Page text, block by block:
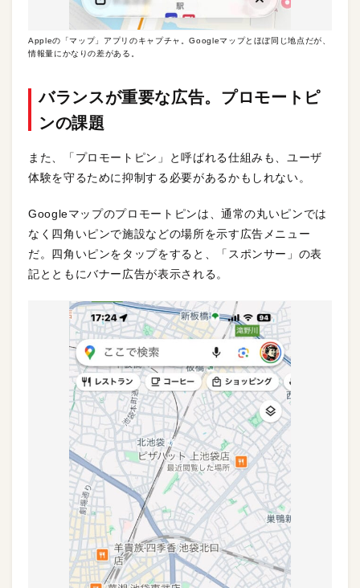
Appleの「マップ」アプリのキャプチャ。Googleマップとほぼ同じ地点だが、
情報量にかなりの差がある。
バランスが重要な広告。プロモートピ
ンの課題
また、「プロモートピン」と呼ばれる仕組みも、ユーザ
体験を守るために抑制する必要があるかもしれない。
Googleマップのプロモートピンは、通常の丸いピンでは
なく四角いピンで施設などの場所を示す広告メニュー
だ。四角いピンをタップをすると、「スポンサー」の表
記とともにバナー広告が表示される。